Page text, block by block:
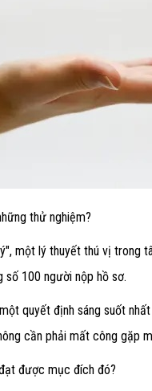
thử nghiệm?
một lý thuyết thú vị trong
100 người nộp hồ sơ.
quyết định sáng suốt
cần phải mất công gặp
được mục đích đó?